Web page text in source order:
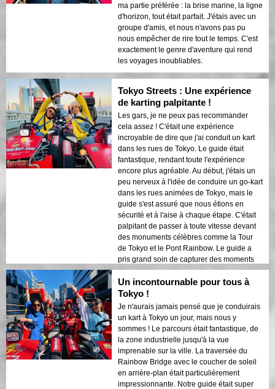
ma partie préférée : la brise marine, la ligne
d'horizon, tout était parfait. J'étais avec un
groupe d'amis, et nous n'avons pas pu
nous empêcher de rire tout le temps. C'est
exactement le genre d'aventure qui rend
les voyages inoubliables.
Tokyo Streets : Une expérience
de karting palpitante !
Les gars, je ne peux pas recommander
cela assez ! C'était une expérience
incroyable de dire que j'ai conduit un kart
dans les rues de Tokyo. Le guide était
fantastique, rendant toute l'expérience
encore plus agréable. Au début, j'étais un
peu nerveux à l'idée de conduire un go-kart
dans les rues animées de Tokyo, mais le
guide s'est assuré que nous étions en
sécurité et à l'aise à chaque étape. C'était
palpitant de passer à toute vitesse devant
des monuments célèbres comme la Tour
de Tokyo et le Pont Rainbow. Le guide a
pris grand soin de capturer des moments
en cours de route, s'assurant que nous
avions plein de superbes photos pour nous
souvenir de cette aventure épique. Je me
suis tellement amusé, et c'était
définitivement l'un des moments forts de
mon séjour à Tokyo. Si vous cherchez une
aventure excitante et unique en son genre,
c'est ça. Je recommande vivement cette
expérience à tous ceux qui viennent à
Tokyo. Ne manquez pas cette opportunité
inoubliable !
Un incontournable pour tous à
Tokyo !
Je n'aurais jamais pensé que je conduirais
un kart à Tokyo un jour, mais nous y
sommes ! Le parcours était fantastique, de
la zone industrielle jusqu'à la vue
imprenable sur la ville. La traversée du
Rainbow Bridge avec le coucher de soleil
en arrière-plan était particulièrement
impressionnante. Notre guide était super